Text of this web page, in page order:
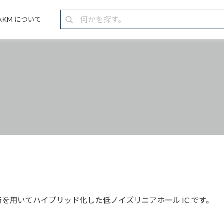
について
用いてハイブリッド化した低ノイズリニアホール IC です。